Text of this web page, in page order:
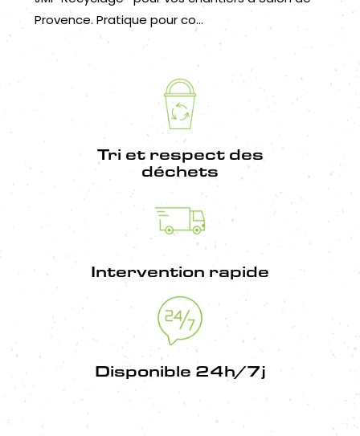
Provence. Pratique pour co...
Tri et respect des
déchets
Intervention rapide
Disponible 24h/7j